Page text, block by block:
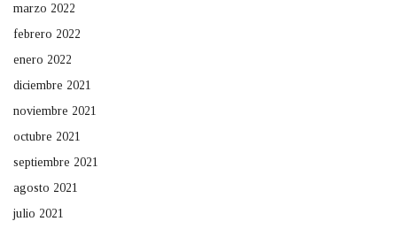
marzo 2022
febrero 2022
enero 2022
diciembre 2021
noviembre 2021
octubre 2021
septiembre 2021
agosto 2021
julio 2021